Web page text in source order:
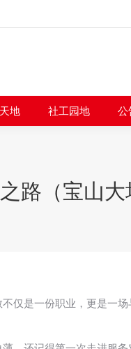
地 社工园地 公
路（宝山大
仅是一份职业，更是一
禁毒志愿者天地 社工